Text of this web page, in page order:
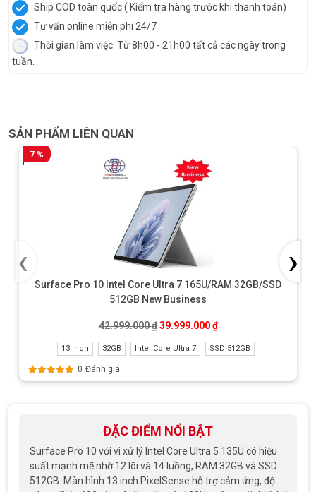
Ship COD toàn quốc ( Kiểm tra hàng trước khi thanh toán)
Tư vấn online miễn phí 24/7
Thời gian làm việc: Từ 8h00 - 21h00 tất cả các ngày trong
tuần.
SẢN PHẨM LIÊN QUAN
7 %
Surface Pro 10 Intel Core Ultra 7 165U/RAM 32GB/SSD
512GB New Business
42.999.000₫ Giá gốc là: 42.999.000 ₫.
39.999.000₫Giá hiện tại là:
13 inch 32GB Intel Core Ultra 7 SSD 512GB
Được xếp
0 Đánh giá
‹ ›
ĐẶC ĐIỂM NỔI BẬT
Surface Pro 10 với vi xử lý Intel Core Ultra 5 135U có hiệu
suất mạnh mẽ nhờ 12 lõi và 14 luồng, RAM 32GB và SSD
512GB. Màn hình 13 inch PixelSense hỗ trợ cảm ứng, độ